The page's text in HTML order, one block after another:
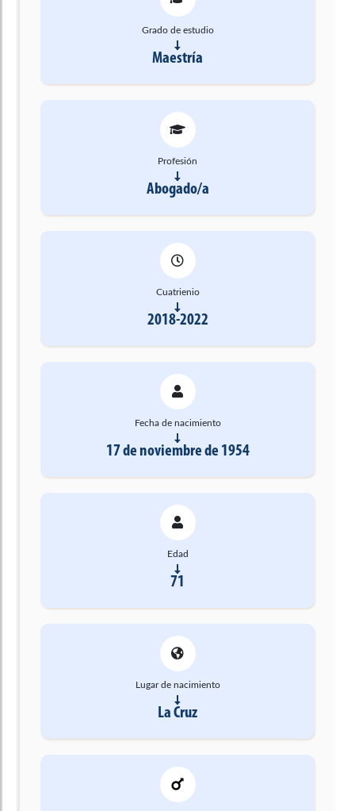
Grado de estudio
Maestría
Profesión
Abogado/a
Cuatrienio
2018-2022
Fecha de nacimiento
17 de noviembre de 1954
Edad
71
Lugar de nacimiento
La Cruz